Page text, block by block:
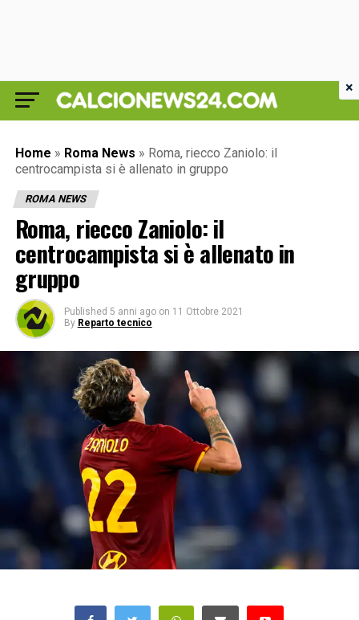
Home » Roma News » Roma, riecco Zaniolo: il
centrocampista si è allenato in gruppo
ROMA NEWS
Roma, riecco Zaniolo: il
centrocampista si è allenato in
gruppo
Published 5 anni ago on 11 Ottobre 2021
By Reparto tecnico
×